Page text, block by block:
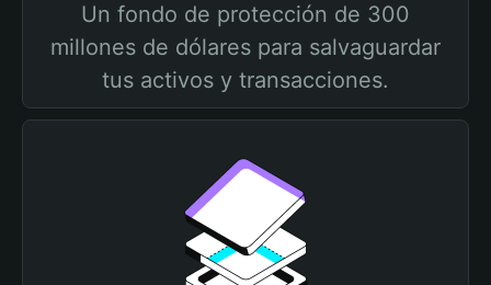
Un fondo de protección de 300
millones de dólares para salvaguardar
tus activos y transacciones.